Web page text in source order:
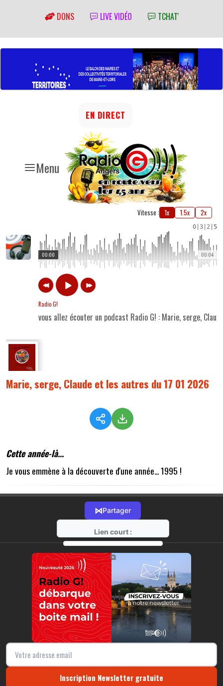
DONS LIVE VIDÉO TCHAT'
Menu
EN DIRECT
Vitesse : 1x 1.5x 2x
0 3 2 5
00:04
00:00
Radio G!
vous allez écouter un podcast Radio G! : Marie, serge,
Marie, serge, Claude et les autres du 17 01 2026
Cette année-là...
Je vous emmène à la découverte d'une année... 1995 !
⋈Partager
Lien court :
https://radio-g.fr?20429
⧉
Inscription Newsletter gratuite